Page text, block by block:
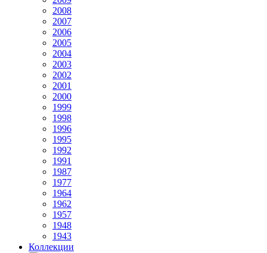
2008
2007
2006
2005
2004
2003
2002
2001
2000
1999
1998
1996
1995
1992
1991
1987
1977
1964
1962
1957
1948
1943
Коллекции